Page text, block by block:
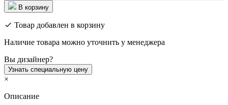
В корзину
Товар добавлен в корзину
Наличие товара можно уточнить у менеджера
Вы дизайнер?
Узнать специальную цену
×
Описание